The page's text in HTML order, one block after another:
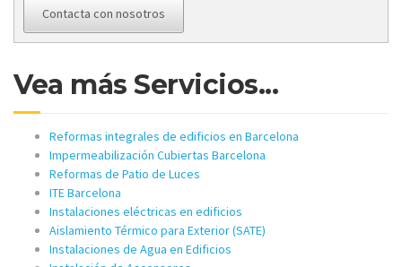
Contacta con nosotros
Vea más Servicios...
Reformas integrales de edificios en Barcelona
Impermeabilización Cubiertas Barcelona
Reformas de Patio de Luces
ITE Barcelona
Instalaciones eléctricas en edificios
Aislamiento Térmico para Exterior (SATE)
Instalaciones de Agua en Edificios